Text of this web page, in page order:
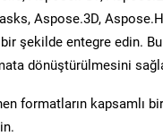
Aspose.3D,
şekilde entegre edin.
dönüştürülmesini
formatların kapsamlı